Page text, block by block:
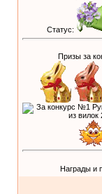
Статус:
Призы за
Награды и